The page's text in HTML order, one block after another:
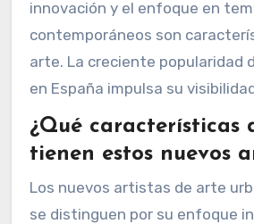
emergente es el colectivo Boa
fusiona arte y mensaje social.
están ganando
ciudades como Madrid y
innovación y el enfoque en
contemporáneos son
arte. La creciente popularidad